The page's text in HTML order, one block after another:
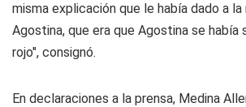
misma explicación que le había dado a la
Agostina, que era que Agostina se había
rojo", consignó.
En declaraciones a la prensa, Medina